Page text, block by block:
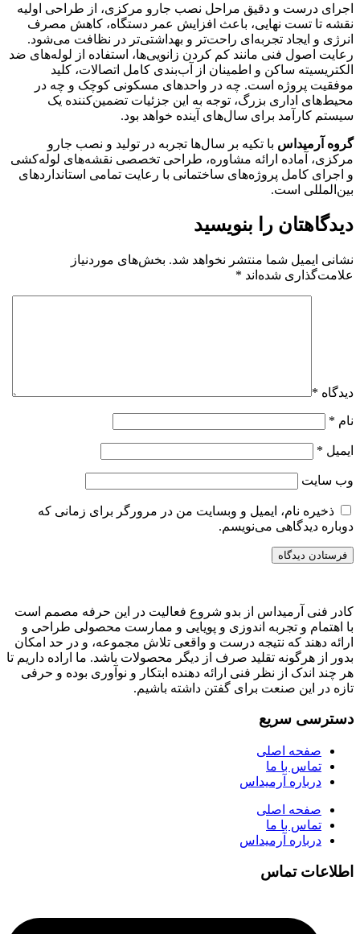
اجرای درست و دقیق مراحل نصب جارو مرکزی، از طراحی اولیه
نقشه تا تست نهایی، باعث افزایش عمر دستگاه، کاهش مصرف
انرژی و ایجاد تجربه‌ای راحت‌تر و بهداشتی‌تر در نظافت می‌شود.
رعایت اصول فنی مانند کم کردن زانویی‌ها، استفاده از لوله‌های ضد
الکتریسیته ساکن و اطمینان از آب‌بندی کامل اتصالات، کلید
موفقیت پروژه است. چه در واحدهای مسکونی کوچک و چه در
محیط‌های اداری بزرگ، توجه به این جزئیات تضمین‌کننده یک
سیستم کارآمد برای سال‌های آینده خواهد بود.
گروه آرمیداس با تکیه بر سال‌ها تجربه در تولید و نصب جارو
مرکزی، آماده ارائه مشاوره، طراحی تخصصی نقشه‌های لوله‌کشی
و اجرای کامل پروژه‌های ساختمانی با رعایت تمامی استانداردهای
بین‌المللی است.
دیدگاهتان را بنویسید
نشانی ایمیل شما منتشر نخواهد شد. بخش‌های موردنیاز
علامت‌گذاری شده‌اند *
دیدگاه *
نام *
ایمیل *
وب‌ سایت
ذخیره نام، ایمیل و وبسایت من در مرورگر برای زمانی که
دوباره دیدگاهی می‌نویسم.
کادر فنی آرمیداس از بدو شروع فعالیت در این حرفه مصمم است
با اهتمام و تجربه اندوزی و پویایی و ممارست محصولی طراحی و
ارائه دهند که نتیجه درست و واقعی تلاش مجموعه، و در حد امکان
بدور از هرگونه تقلید صرف از دیگر محصولات باشد. ما اراده داریم تا
هر چند اندک از نظر فنی ارائه دهنده ابتکار و نوآوری بوده و حرفی
تازه در این صنعت برای گفتن داشته باشیم.
دسترسی سریع
صفحه اصلی
تماس با ما
درباره آرمیداس
صفحه اصلی
تماس با ما
درباره آرمیداس
اطلاعات تماس